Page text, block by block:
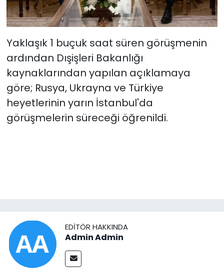
Yaklaşık 1 buçuk saat süren görüşmenin
ardından Dışişleri Bakanlığı
kaynaklarından yapılan açıklamaya
göre; Rusya, Ukrayna ve Türkiye
heyetlerinin yarın İstanbul'da
görüşmelerin süreceği öğrenildi.
EDITÖR HAKKINDA
Admin Admin